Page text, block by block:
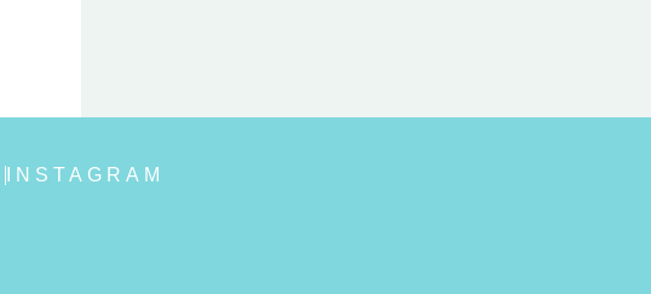
INSTAGRAM